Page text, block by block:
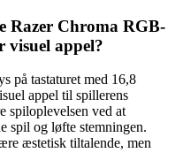
Razer Chroma RGB-
visuel appel?
på tastaturet med 16,8
appel til spillerens
spiloplevelsen ved at
spil og løfte stemningen.
æstetisk tiltalende, men